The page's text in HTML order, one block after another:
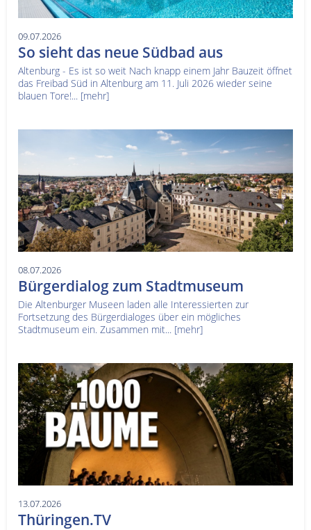
09.07.2026
So sieht das neue Südbad aus
Altenburg - Es ist so weit Nach knapp einem Jahr Bauzeit öffnet
das Freibad Süd in Altenburg am 11. Juli 2026 wieder seine
blauen Tore!... [mehr]
08.07.2026
Bürgerdialog zum Stadtmuseum
Die Altenburger Museen laden alle Interessierten zur
Fortsetzung des Bürgerdialoges über ein mögliches
Stadtmuseum ein. Zusammen mit... [mehr]
13.07.2026
Thüringen.TV